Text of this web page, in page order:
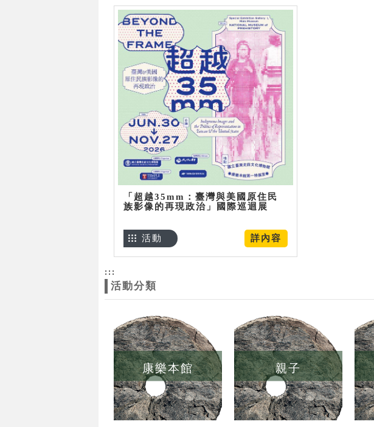
「超越35mm：臺灣與美國原住民
族影像的再現政治」國際巡迴展
詳內容
活動
:::
活動分類
康樂本館 親子